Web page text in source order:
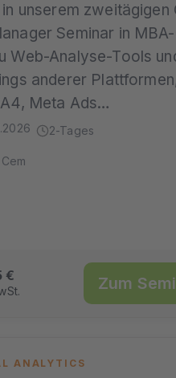
unserem zweitägigen
Seminar in
Web-Analyse-Tools
anderer
Meta Ads…
2-Tages
€ Zum
ANALYTICS